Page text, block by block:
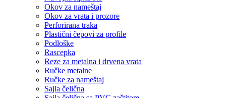
Okov za nameštaj
Okov za vrata i prozore
Perforirana traka
Plastični čepovi za profile
Podloške
Rascepka
Reze za metalna i drvena vrata
Ručke metalne
Ručke za nameštaj
Sajla čelična